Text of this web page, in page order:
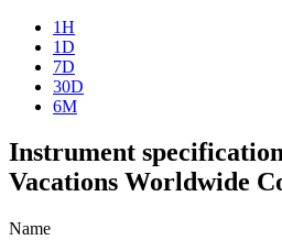
1H
1D
7D
30D
6M
Instrument
Vacations Worldwide
Name